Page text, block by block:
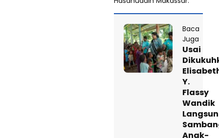
Baca
Juga
Usai
Y.
Flassy
Wandik
Anak-